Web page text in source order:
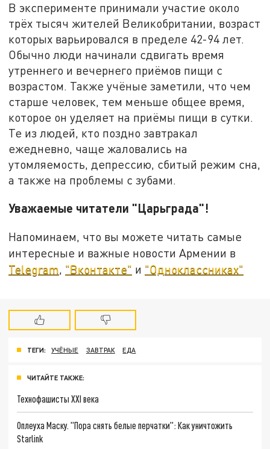
В эксперименте принимали участие около
трёх тысяч жителей Великобритании, возраст
которых варьировался в пределе 42-94 лет.
Обычно люди начинали сдвигать время
утреннего и вечернего приёмов пищи с
возрастом. Также учёные заметили, что чем
старше человек, тем меньше общее время,
которое он уделяет на приёмы пищи в сутки.
Те из людей, кто поздно завтракал
ежедневно, чаще жаловались на
утомляемость, депрессию, сбитый режим сна,
а также на проблемы с зубами.
Уважаемые читатели "Царьграда"!
Напоминаем, что вы можете читать самые
интересные и важные новости Армении в
Telegram "Вконтакте" и "Одноклассниках"
ТЕГИ: УЧЁНЫЕ ЗАВТРАК ЕДА
ЧИТАЙТЕ ТАКЖЕ:
Технофашисты XXI века
Оплеуха Маску. "Пора снять белые перчатки": Как уничтожить
Starlink